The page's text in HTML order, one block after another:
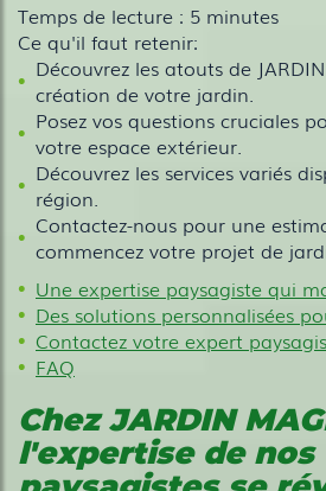
Temps de lecture : 5 minutes
Ce qu'il faut retenir:
Découvrez les atouts de
création de votre jardin.
Posez vos questions cruciales
votre espace extérieur.
Découvrez les services variés
région.
Contactez-nous pour une
commencez votre projet de
Une expertise paysagiste qui
Des solutions personnalisées
Contactez votre expert
FAQ
Chez JARDIN
l'expertise de nos